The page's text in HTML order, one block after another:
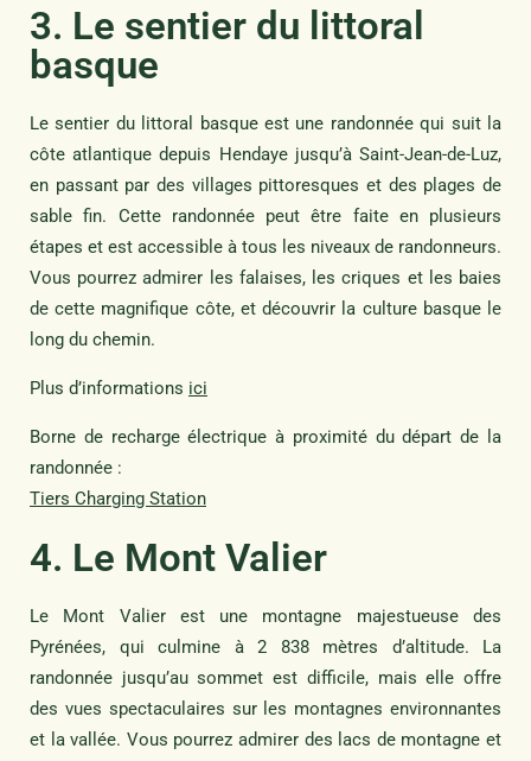
3. Le sentier du littoral
basque
Le sentier du littoral basque est une randonnée qui suit la
côte atlantique depuis Hendaye jusqu’à Saint-Jean-de-Luz,
en passant par des villages pittoresques et des plages de
sable fin. Cette randonnée peut être faite en plusieurs
étapes et est accessible à tous les niveaux de randonneurs.
Vous pourrez admirer les falaises, les criques et les baies
de cette magnifique côte, et découvrir la culture basque le
long du chemin.
Plus d’informations ici
Borne de recharge électrique à proximité du départ de la
randonnée :
Tiers Charging Station
4. Le Mont Valier
Le Mont Valier est une montagne majestueuse des
Pyrénées, qui culmine à 2 838 mètres d’altitude. La
randonnée jusqu’au sommet est difficile, mais elle offre
des vues spectaculaires sur les montagnes environnantes
et la vallée. Vous pourrez admirer des lacs de montagne et